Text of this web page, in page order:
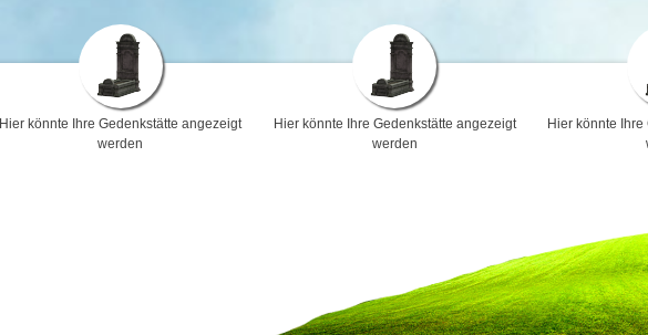
Hier könnte Ihre Gedenkstätte angezeigt
werden
Hier könnte Ihre Gedenkstätte angezeigt
werden
Hier könnte